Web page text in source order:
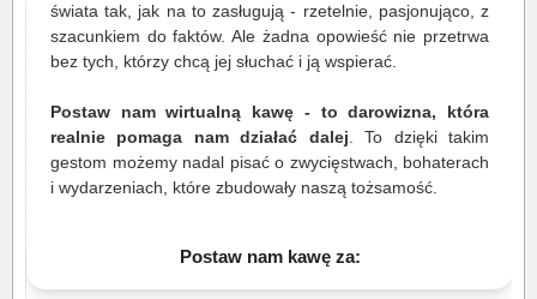
świata tak, jak na to zasługują - rzetelnie, pasjonująco, z
szacunkiem do faktów. Ale żadna opowieść nie przetrwa
bez tych, którzy chcą jej słuchać i ją wspierać.
Postaw nam wirtualną kawę - to darowizna, która
realnie pomaga nam działać dalej . To dzięki takim
gestom możemy nadal pisać o zwycięstwach, bohaterach
i wydarzeniach, które zbudowały naszą tożsamość.
Postaw nam kawę za: